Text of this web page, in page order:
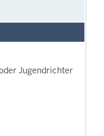
Jugendrichter